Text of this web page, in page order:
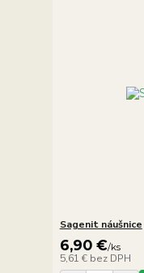
Sagenit náušnice
6,90 €/ks
5,61 € bez DPH